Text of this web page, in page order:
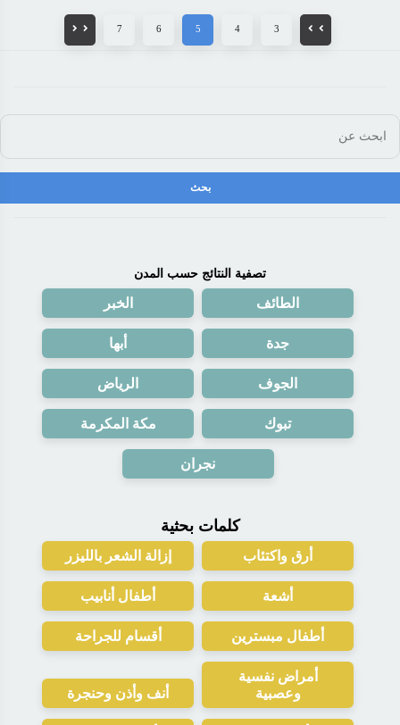
3
4
5
6
7
تصفية النتائج حسب المدن
الطائف الخبر
جدة أبها
الجوف الرياض
تبوك مكة المكرمة
نجران
كلمات بحثية
أرق واكتئاب إزالة الشعر بالليزر
أشعة أطفال أنابيب
أطفال مبسترين أقسام للجراحة
أمراض نفسية
وعصبية
أنف وأذن وحنجرة